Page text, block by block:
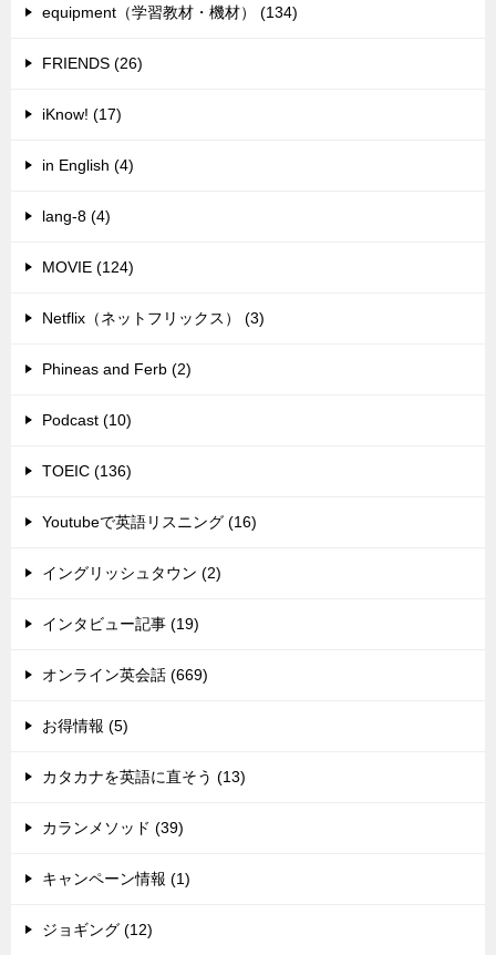
equipment（学習教材・機材） (134)
FRIENDS (26)
iKnow! (17)
in English (4)
lang-8 (4)
MOVIE (124)
Netflix（ネットフリックス） (3)
Phineas and Ferb (2)
Podcast (10)
TOEIC (136)
Youtubeで英語リスニング (16)
イングリッシュタウン (2)
インタビュー記事 (19)
オンライン英会話 (669)
お得情報 (5)
カタカナを英語に直そう (13)
カランメソッド (39)
キャンペーン情報 (1)
ジョギング (12)